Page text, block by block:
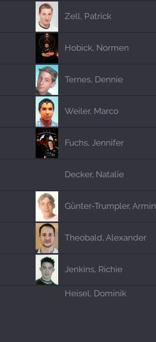
Zell, Patrick
Hobick, Normen
Ternes, Dennie
Weiler, Marco
Fuchs, Jennifer
Decker, Natalie
Günter-Trumpler, Armin
Theobald, Alexander
Jenkins, Richie
Heisel, Dominik